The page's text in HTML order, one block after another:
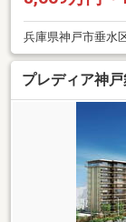
兵庫県神戸市垂水
プレディア神